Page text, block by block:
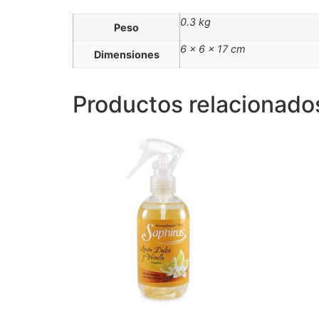
Peso 0.3 kg
Dimensiones 6 × 6 × 17 cm
Productos